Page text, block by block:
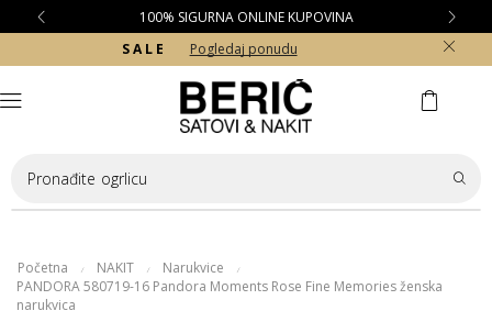
100% SIGURNA ONLINE KUPOVINA
S A L E
Pogledaj ponudu
Pronađite ogrlicu
Početna / NAKIT / Narukvice /
PANDORA 580719-16 Pandora Moments Rose Fine Memories ženska
narukvica